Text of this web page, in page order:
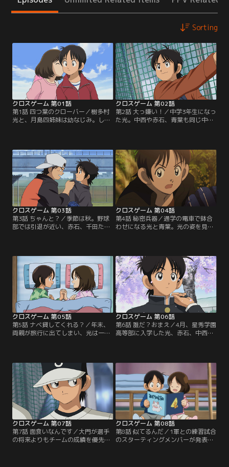
Sorting
クロスゲーム 第01話
第1話 四つ葉のクローバー／樹多村
光と、月島四姉妹は幼なじみ。しっ
紅葉。そんな夏のある日。若葉は、
光と夏祭りに行く約束をして、キャ
ンプに出かける。数日後、光が何気
なくつけた高校野球に流れてくるニ
ュース。光は耳を疑うが…。【提
供：バンダイチャンネル】
クロスゲーム 第02話
第2話 大っ嫌い！／中学3年生になっ
た光。中西や赤石、青葉も同じ中学
りチームを引っ張る赤石がいた。そ
んな中、光と中西は草野球でピッチ
ャーの青葉と対決することに。勝負
に勝った青葉ではあるが、光の野球
のセンスを認め始めて…。【提供：
バンダイチャンネル】
クロスゲーム 第03話
第3話 ちゃんと？／季節は秋。野球
部では引退が近い、赤石、千田たち
が流れている。お調子者の千田は、
巻原たちに取り入ろうと、ゴマすり
に奔走するのだった。光と中西は、
小学生のときの友人と久しぶりに草
野球をすることに…。【提供：バン
ダイチャンネル】
クロスゲーム 第04話
第4話 秘密兵器／通学の電車で鉢合
わせになる光と青葉。光の姿を見つ
窓外に強盗らしき姿を見つける。動
体視力の優れた青葉だけが気づいた
ようだった。青葉は、強盗の人影を
見た場所へと、わき目もふらずに駆
け出すが…。【提供：バンダイチャ
ンネル】
クロスゲーム 第05話
第5話 ナベ貸してくれる？／年末、
両親が旅行に出てしまい、光は一人
も光、赤石、中西はトレーニングを
続けていた。一方、紅葉にお粥を作
ろうと、慣れない家事をする青葉。
うまく作れずに悩んでいると、光が
買物袋をさげてやってきて…。【提
供：バンダイチャンネル】
クロスゲーム 第06話
第6話 誰だ？おまえ／4月、星秀学園
高等部に入学した光、赤石、中西。
して別けられていた。2軍は部室が
なく、プレハブを拠点としているの
で、「プレハブ組」と呼ばれてい
た。光、赤石、中西の三人はプレハ
ブ組に所属することになり…。【提
供：バンダイチャンネル】
クロスゲーム 第07話
第7話 面食いなんです／大門が選手
の将来よりもチームの成績を優先し
クロスゲーム 第08話
第8話 似てるんだ／1軍との練習試合
のスターティングメンバーが発表さ